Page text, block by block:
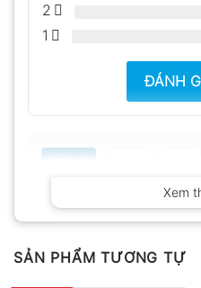
2
1
ĐÁNH
Có ảnh
Chưa có đánh giá nào.
Xem
SẢN PHẨM TƯƠNG TỰ